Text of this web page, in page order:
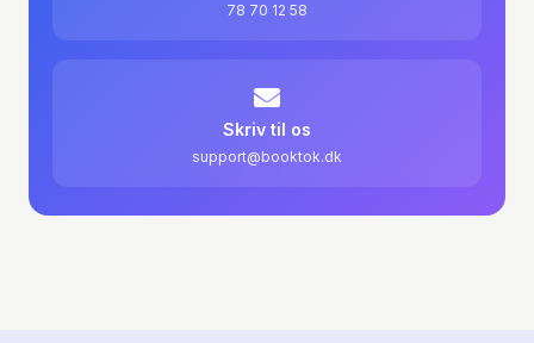
78 70 12 58
Skriv til os
support@booktok.dk